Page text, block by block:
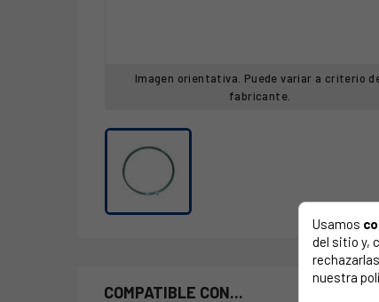
Imagen orientativa. Puede variar a criterio
fabricante.
COMPATIBLE CON...
Usamos
del sitio y,
nuestra